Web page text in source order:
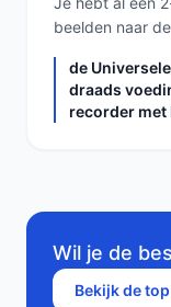
beelden naar
de
draads
recorder met
Wil je de
Bekijk de